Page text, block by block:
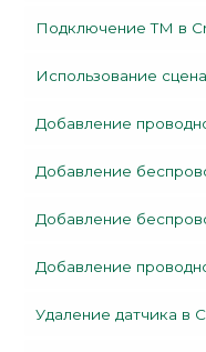
Подключение TM в
Использование
Добавление
Добавление
Добавление
Добавление
Удаление датчика в